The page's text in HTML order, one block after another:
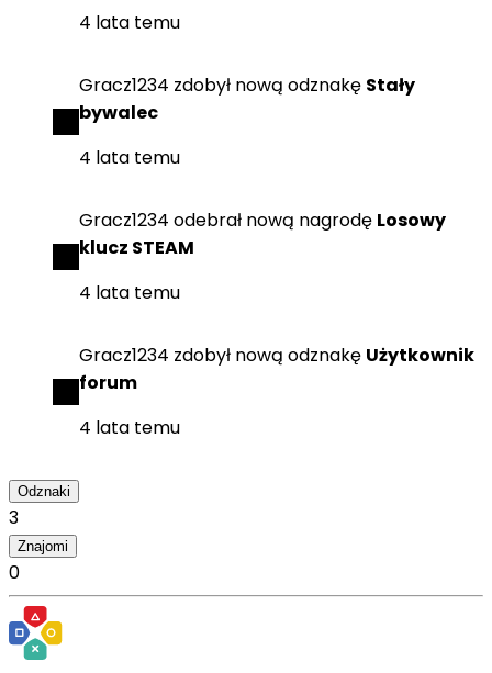
4 lata temu
Gracz1234 zdobył nową odznakę Stały
bywalec
4 lata temu
Gracz1234 odebrał nową nagrodę Losowy
klucz STEAM
4 lata temu
Gracz1234 zdobył nową odznakę Użytkownik
forum
4 lata temu
Odznaki
3
Znajomi
0